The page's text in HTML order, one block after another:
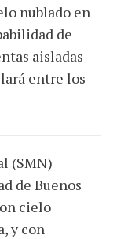
nublado en
de
aisladas
entre los
(SMN)
de Buenos
cielo
y con